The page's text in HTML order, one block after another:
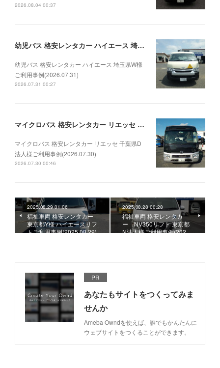
2026.08.04 00:37
幼児バス 格安レンタカー ハイエース 埼玉県W様ご利用事例(2026.07.31)
幼児バス 格安レンタカー ハイエース 埼玉県W様
ご利用事例(2026.07.31)
2026.07.31 00:27
マイクロバス 格安レンタカー リエッセ 千葉県D法人様ご利用事例(2026.07.30)
マイクロバス 格安レンタカー リエッセ 千葉県D
法人様ご利用事例(2026.07.30)
2026.07.30 00:46
2025.08.29 01:06
福祉車両 格安レンタカー
東京都Y様 ハイエースリフ
トご利用事例(2025.08.29)
2025.08.28 00:28
福祉車両 格安レンタカ
ー NV350リフト 東京都
N法人様ご利用事例(202…
PR
あなたもサイトをつくってみま
せんか
Ameba Owndを使えば、誰でもかんたんに
ウェブサイトをつくることができます。